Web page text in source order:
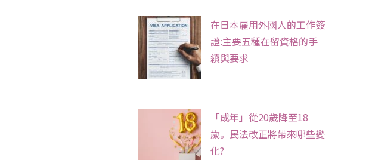
在日本雇用外國人的工作簽
證:主要五種在留資格的手
續與要求
「成年」從20歲降至18
歲。民法改正將帶來哪些變
化?